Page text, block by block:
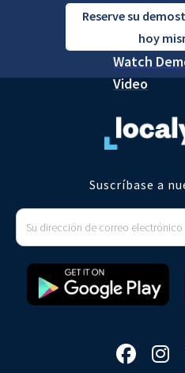
Reserve su
hoy
Watch
Video
Suscríbase a
 